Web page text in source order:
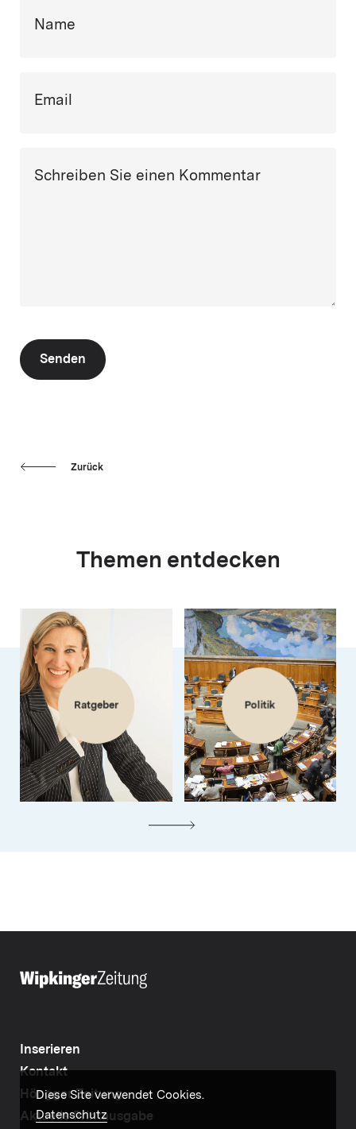
Name
Email
Schreiben Sie einen Kommentar
Senden
Zurück
Themen entdecken
Ratgeber Politik
Inserieren
Kontakt
Höngger Zeitung
Aktuelle Printausgabe
Diese Site verwendet Cookies.
Datenschutz